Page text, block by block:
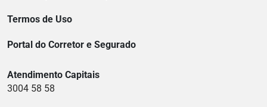
Termos de Uso
Portal do Corretor e Segurado
Atendimento Capitais
3004 58 58